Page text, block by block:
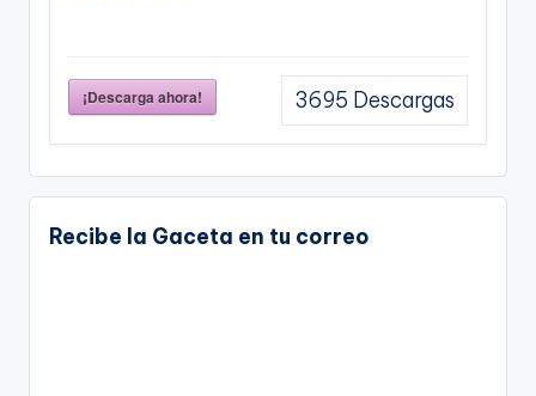
¡Descarga ahora! 3695 Descargas
Recibe la Gaceta en tu correo